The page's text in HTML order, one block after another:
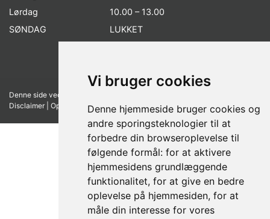
Vi bruger cookies
Denne hjemmeside bruger cookies og
andre sporingsteknologier til at
forbedre din browseroplevelse til
følgende formål: for at aktivere
hjemmesidens grundlæggende
funktionalitet, for at give en bedre
oplevelse på hjemmesiden, for at
måle din interesse for vores
Lørdag
10.00 – 13.00
SØNDAG
LUKKET
Denne side vedligeholdes af FÆRCH A/S |
Disclaimer
Opdater cookie præferencer